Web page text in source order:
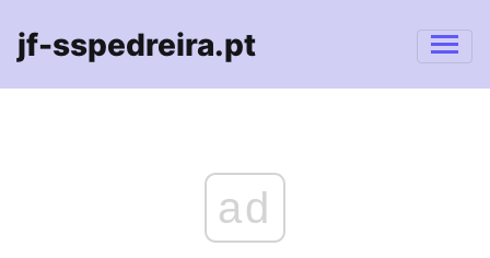
jf-sspedreira.pt
ad